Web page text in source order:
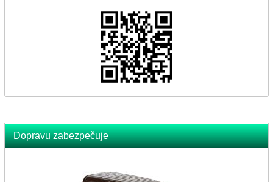
Dopravu zabezpečuje